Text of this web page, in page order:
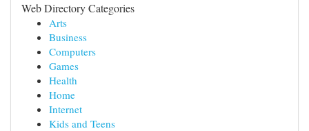
Web Directory Categories
Arts
Business
Computers
Games
Health
Home
Internet
Kids and Teens